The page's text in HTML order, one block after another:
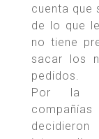
cuenta que
de lo que
no tiene
sacar los
pedidos.
Por la